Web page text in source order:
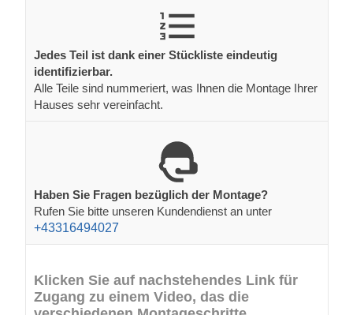
Jedes Teil ist dank einer Stückliste eindeutig
identifizierbar.
Alle Teile sind nummeriert, was Ihnen die Montage Ihrer
Hauses sehr vereinfacht.
Haben Sie Fragen bezüglich der Montage?
Rufen Sie bitte unseren Kundendienst an unter
+43316494027
Klicken Sie auf nachstehendes Link für
Zugang zu einem Video, das die